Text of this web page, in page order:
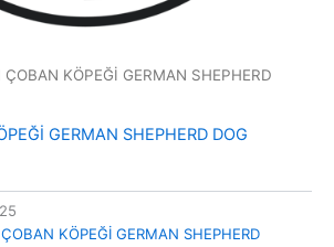
KÖPEĞİ GERMAN SHEPHERD
GERMAN SHEPHERD DOG
KÖPEĞİ GERMAN SHEPHERD